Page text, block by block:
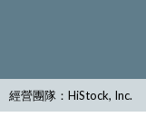
經營團隊：HiStock, Inc.